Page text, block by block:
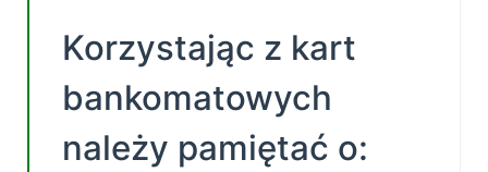
Korzystając z kart
bankomatowych
należy pamiętać o: